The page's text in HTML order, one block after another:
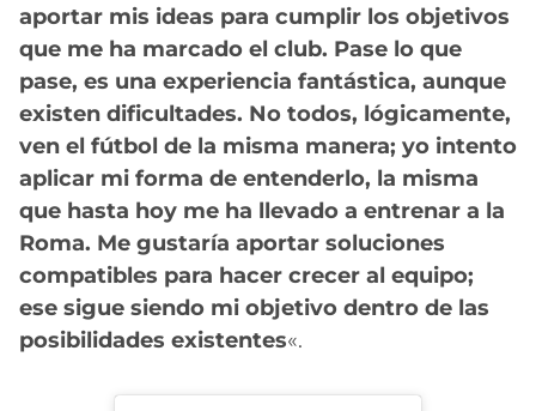
aportar mis ideas para cumplir los objetivos
que me ha marcado el club. Pase lo que
pase, es una experiencia fantástica, aunque
existen dificultades. No todos, lógicamente,
ven el fútbol de la misma manera; yo intento
aplicar mi forma de entenderlo, la misma
que hasta hoy me ha llevado a entrenar a la
Roma. Me gustaría aportar soluciones
compatibles para hacer crecer al equipo;
ese sigue siendo mi objetivo dentro de las
posibilidades existentes«.